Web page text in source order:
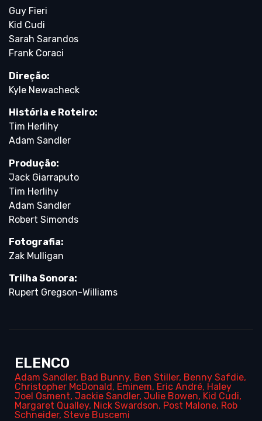
Guy Fieri
Kid Cudi
Sarah Sarandos
Frank Coraci
Direção:
Kyle Newacheck
História e Roteiro:
Tim Herlihy
Adam Sandler
Produção:
Jack Giarraputo
Tim Herlihy
Adam Sandler
Robert Simonds
Fotografia:
Zak Mulligan
Trilha Sonora:
Rupert Gregson-Williams
ELENCO
Adam Sandler, Bad Bunny, Ben Stiller, Benny Safdie,
Christopher McDonald, Eminem, Eric André, Haley
Joel Osment, Jackie Sandler, Julie Bowen, Kid Cudi,
Margaret Qualley, Nick Swardson, Post Malone, Rob
Schneider, Steve Buscemi